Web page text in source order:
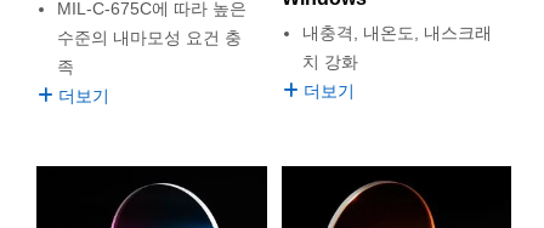
MIL-C-675C에 따라 높은
수준의 내마모성 요건 충
족
더보기
내충격, 내온도, 내스크래
치 강화
더보기